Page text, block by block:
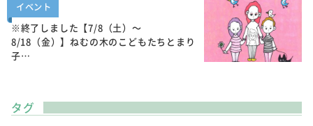
イベント
※終了しました【7/8（土）～
8/18（金）】ねむの木のこどもたちとまり
子…
タグ